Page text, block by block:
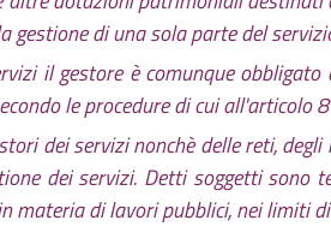
gestione di una sola parte del
il gestore è comunque
le procedure di cui all'articolo
dei servizi nonchè delle reti,
dei servizi. Detti soggetti
materia di lavori pubblici, nei limiti